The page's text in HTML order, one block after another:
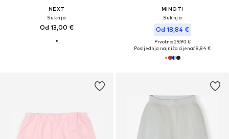
NEXT
Suknja
Od 13,00 €
MINOTI
Suknja
Od 18,84 €
Prvotno: 29,90 €
Posljednja najniža cijena:18,84 €